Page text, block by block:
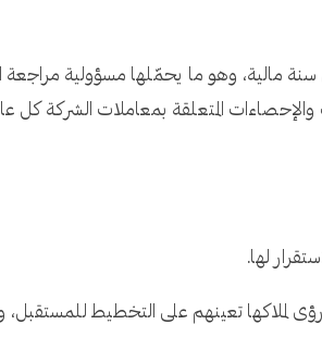
وهو ما يحمّلها مسؤولية مراجعة
والإحصاءات المتعلقة بمعاملات الشركة
لها.
رؤى لملاكها تعينهم على التخطيط